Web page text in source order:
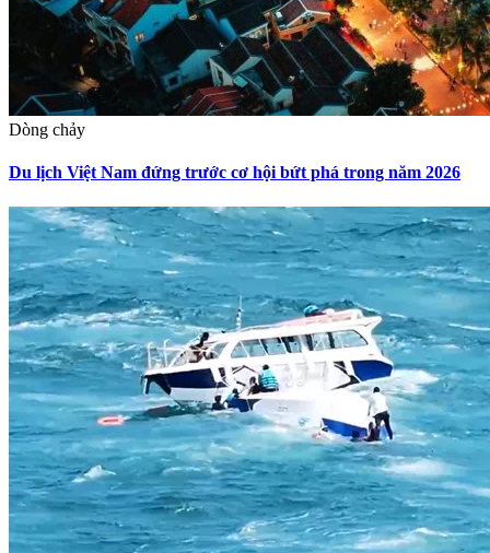
Dòng chảy
Du lịch Việt Nam đứng trước cơ hội bứt phá trong năm 2026